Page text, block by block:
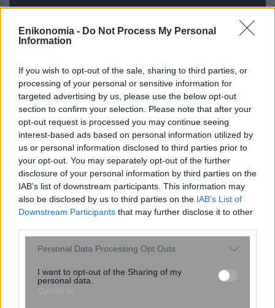
Enikonomia - Do Not Process My Personal
Information
If you wish to opt-out of the sale, sharing to third parties, or
processing of your personal or sensitive information for
targeted advertising by us, please use the below opt-out
section to confirm your selection. Please note that after your
opt-out request is processed you may continue seeing
interest-based ads based on personal information utilized by
us or personal information disclosed to third parties prior to
your opt-out. You may separately opt-out of the further
disclosure of your personal information by third parties on the
IAB’s list of downstream participants. This information may
also be disclosed by us to third parties on the IAB’s List of
Downstream Participants that may further disclose it to other
Please note that this website/app uses one or more Google
not limited to your visit or usage behaviour. You may click to
grant or deny consent to Google and its third-party tags to
Personal Data Processing Opt Outs
I want to opt-out of the Sharing of my
personal data.
Κρίσιμο κενό ασφαλείας σε Cursor,
VS Code και Google Antigravity
εξέθεσε 50 εκατ. προγραμματιστές